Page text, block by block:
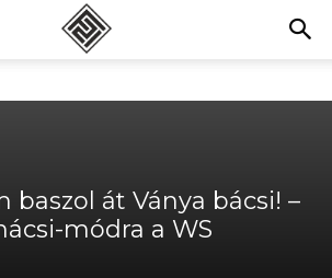
baszol át Ványa bácsi! –
módra a WS